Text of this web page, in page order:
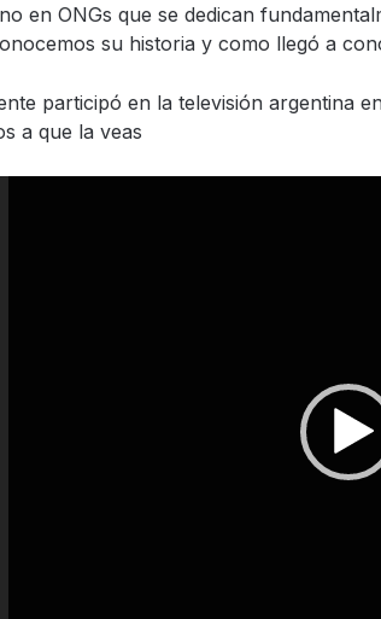
en ONGs que se dedican
su historia y como llegó a
participó en la televisión argentina
a que la veas